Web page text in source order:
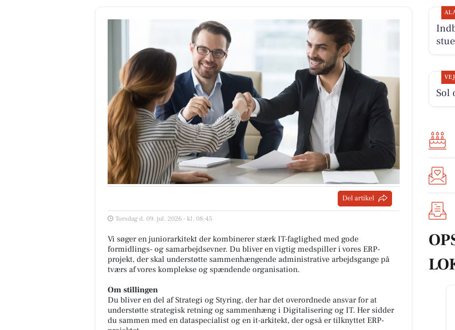
Del artikel
Torsdag d. 09. jul. 2026 - kl. 08:45
Vi søger en juniorarkitekt der kombinerer stærk IT-faglighed med gode
formidlings- og samarbejdsevner. Du bliver en vigtig medspiller i vores ERP-
projekt, der skal understøtte sammenhængende administrative arbejdsgange på
tværs af vores komplekse og spændende organisation.
Om stillingen
Du bliver en del af Strategi og Styring, der har det overordnede ansvar for at
understøtte strategisk retning og sammenhæng i Digitalisering og IT. Her sidder
du sammen med en dataspecialist og en it-arkitekt, der også er tilknyttet ERP-
Sol